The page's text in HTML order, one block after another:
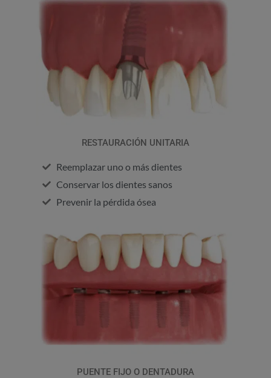
RESTAURACIÓN UNITARIA
Reemplazar uno o más dientes
Conservar los dientes sanos
Prevenir la pérdida ósea
PUENTE FIJO O DENTADURA